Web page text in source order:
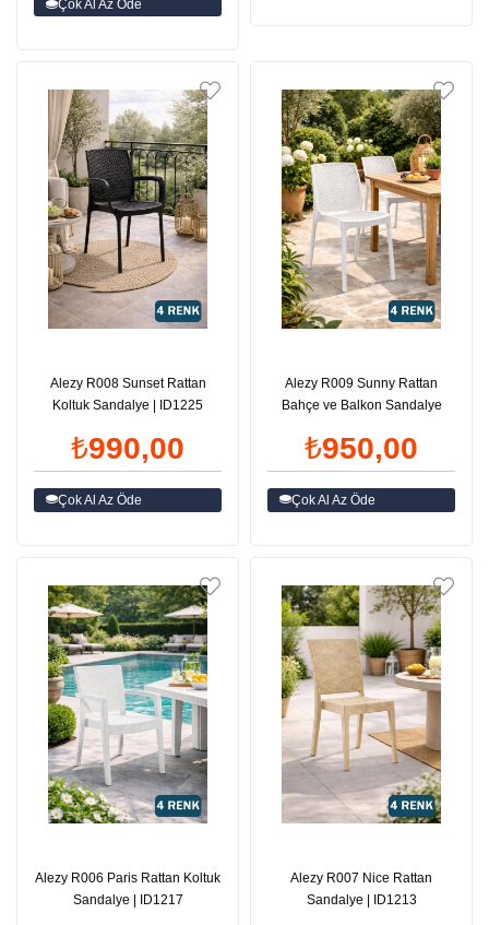
Çok Al Az Öde
Alezy R008 Sunset Rattan
Koltuk Sandalye | ID1225
₺990,00
Çok Al Az Öde
Alezy R009 Sunny Rattan
Bahçe ve Balkon Sandalye
₺950,00
Çok Al Az Öde
Alezy R006 Paris Rattan Koltuk
Sandalye | ID1217
Alezy R007 Nice Rattan
Sandalye | ID1213